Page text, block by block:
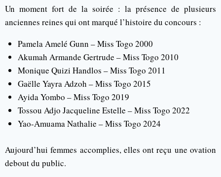
Un moment fort de la soirée : la présence de plusieurs
anciennes reines qui ont marqué l’histoire du concours :
Pamela Amelé Gunn – Miss Togo 2000
Akumah Armande Gertrude – Miss Togo 2010
Monique Quizi Handlos – Miss Togo 2011
Gaëlle Yayra Adzoh – Miss Togo 2015
Ayida Yombo – Miss Togo 2019
Tossou Adjo Jacqueline Estelle – Miss Togo 2022
Yao-Amuama Nathalie – Miss Togo 2024
Aujourd’hui femmes accomplies, elles ont reçu une ovation
debout du public.